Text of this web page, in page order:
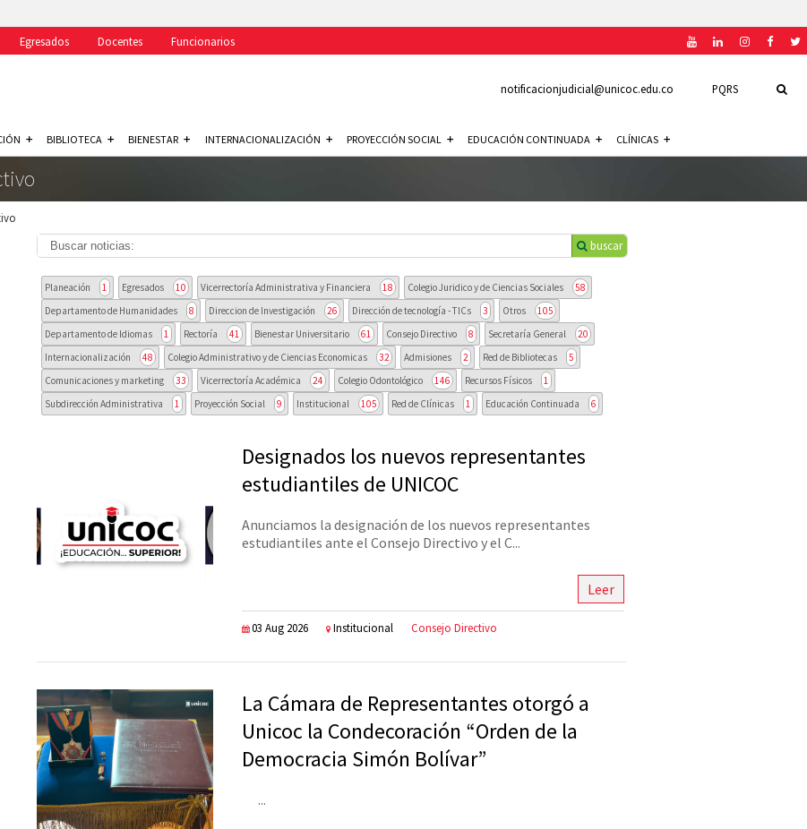
Egresados Docentes Funcionarios
PQRS
notificacionjudicial@unicoc.edu.co
BIBLIOTECA BIENESTAR INTERNACIONALIZACIÓN PROYECCIÓN SOCIAL EDUCACIÓN CONTINUADA CLÍNICAS
buscar
Planeación 1 Egresados 10 Vicerrectoría Administrativa y Financiera 18 Colegio Juridico y de Ciencias Sociales
58
Departamento de Humanidades
8 Direccion de Investigación 26 Dirección de tecnología - TICs 3 Otros
105
Departamento de Idiomas
1 Rectoría 41 Bienestar Universitario 61 Consejo Directivo 8 Secretaría General
20
Internacionalización
48 Colegio Administrativo y de Ciencias Economicas 32 Admisiones 2 Red de Bibliotecas
5
Comunicaciones y marketing
33 Vicerrectoría Académica 24 Colegio Odontológico 146 Recursos Físicos
1
Subdirección Administrativa
1 Proyección Social 9 Institucional 105 Red de Clínicas 1 Educación Continuada 6
Designados los nuevos representantes
estudiantiles de UNICOC
Anunciamos la designación de los nuevos representantes
estudiantiles ante el Consejo Directivo y el C...
Leer
03 Aug 2026 Institucional Consejo Directivo
La Cámara de Representantes otorgó a
Unicoc la Condecoración “Orden de la
Democracia Simón Bolívar”
...